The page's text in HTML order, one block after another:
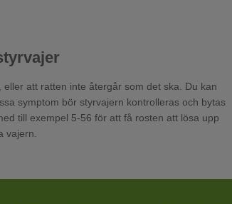
att ratten inte återgår som det ska. Du kan
symptom bör styrvajern kontrolleras och bytas
till exempel 5-56 för att få rosten att lösa upp
vajern.